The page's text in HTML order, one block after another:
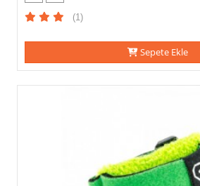
(1)
Sepete Ekle